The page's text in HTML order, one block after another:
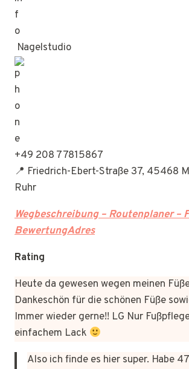
Nagelstudio
+49 208 77815867
📍 Friedrich-Ebert-Straße 37, 45468
Ruhr
Wegbeschreibung – Routenplaner –
BewertungAdres
Rating
Heute da gewesen wegen meinen
Dankeschön für die schönen Füße
Immer wieder gerne!! LG Nur
einfachem Lack
Also ich finde es hier super. Habe